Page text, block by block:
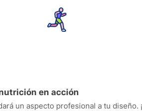
en acción
un aspecto profesional a tu